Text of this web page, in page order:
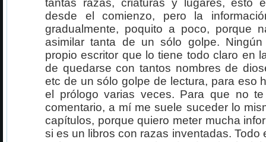
tantas razas, criaturas y lugares, esto
desde el comienzo, pero la
gradualmente, poquito a poco, porque
asimilar tanta de un sólo golpe.
propio escritor que lo tiene todo claro en
de quedarse con tantos nombres de
etc de un sólo golpe de lectura, para eso
el prólogo varias veces. Para que no
comentario, a mí me suele suceder lo
capítulos, porque quiero meter mucha
si es un libros con razas inventadas. Todo